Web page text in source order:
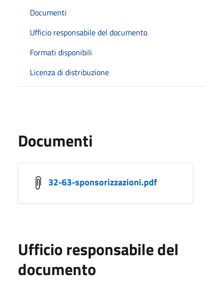
Documenti
Ufficio responsabile del documento
Formati disponibili
Licenza di distribuzione
Documenti
32-63-sponsorizzazioni.pdf
Ufficio responsabile del
documento